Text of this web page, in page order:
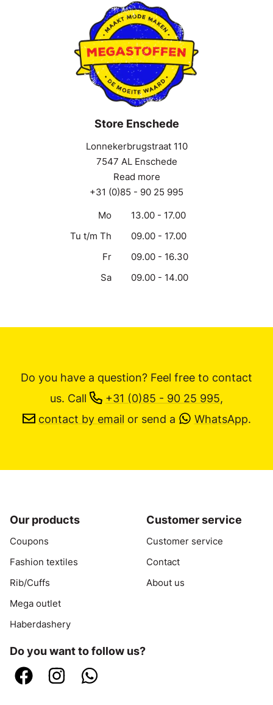
Store Enschede
Lonnekerbrugstraat 110
7547 AL Enschede
Read more
+31 (0)85 - 90 25 995
Mo
13.00 - 17.00
Tu t/m Th
09.00 - 17.00
Fr
09.00 - 16.30
Sa
09.00 - 14.00
Do you have a question? Feel free to contact
us. Call +31 (0)85 - 90 25 995,
contact by email or send a WhatsApp.
Our products
Coupons
Fashion textiles
Rib/Cuffs
Mega outlet
Haberdashery
Customer service
Customer service
Contact
About us
Do you want to follow us?